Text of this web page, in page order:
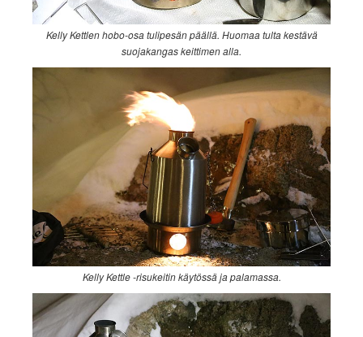
Kelly Kettlen hobo-osa tulipesän päällä. Huomaa tulta kestävä
suojakangas keittimen alla.
Kelly Kettle -risukeitin käytössä ja palamassa.